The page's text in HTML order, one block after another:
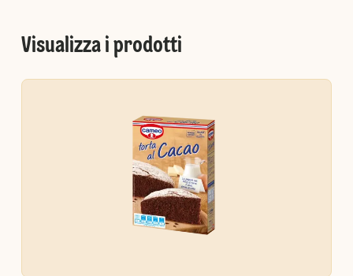
Visualizza i prodotti